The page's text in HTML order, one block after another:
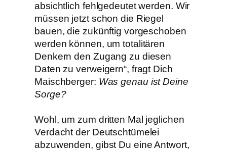
absichtlich fehlgedeutet werden. Wir
müssen jetzt schon die Riegel
bauen, die zukünftig vorgeschoben
werden können, um totalitären
Denkern den Zugang zu diesen
Daten zu verweigern“, fragt Dich
Maischberger: Was genau ist Deine
Sorge?
Wohl, um zum dritten Mal jeglichen
Verdacht der Deutschtümelei
abzuwenden, gibst Du eine Antwort,